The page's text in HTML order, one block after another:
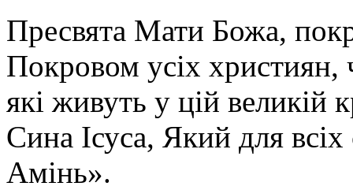
Пресвята Мати Божа,
Покровом усіх християн,
які живуть у цій великій
Сина Ісуса, Який для
Амінь».